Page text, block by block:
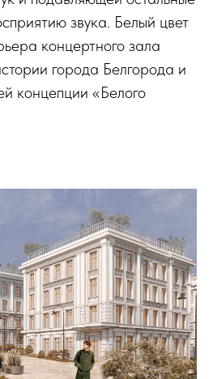
звука. Белый цвет
концертного зала
города Белгорода и
концепции «Белого